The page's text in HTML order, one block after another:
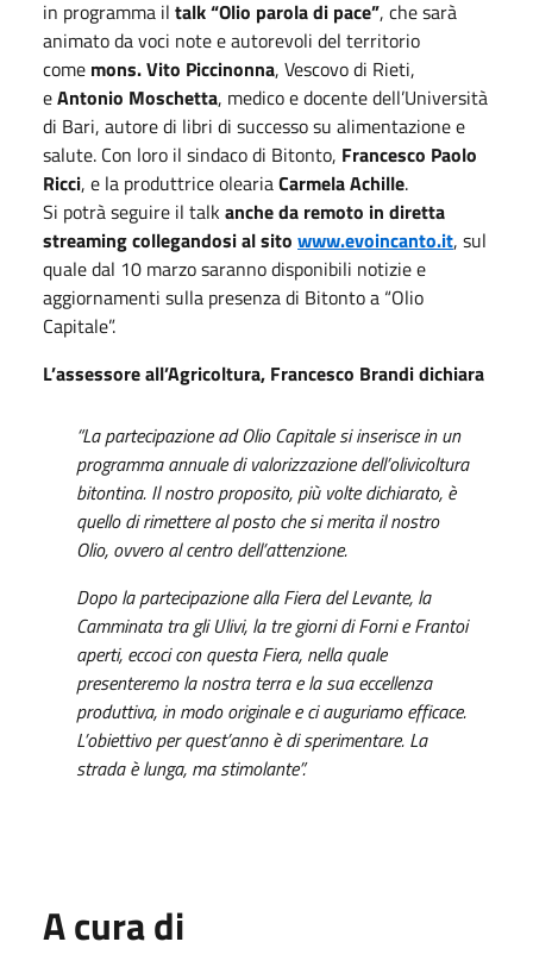
in programma il talk“Olio parola di pace”, che sarà
animato da voci note e autorevoli del territorio
come mons. Vito Piccinonna, Vescovo di Rieti,
eAntonio Moschetta, medico e docente dell’Università
di Bari, autore di libri di successo su alimentazione e
salute. Con loro il sindaco di Bitonto, Francesco Paolo
Ricci, e la produttrice oleariaCarmela Achille.
Si potrà seguire il talkanche da remoto in diretta
streaming collegandosi al sito www.evoincanto.it, sul
quale dal 10 marzo saranno disponibili notizie e
aggiornamenti sulla presenza di Bitonto a “Olio
Capitale”.
L’assessore all’Agricoltura, Francesco Brandi dichiara
“La partecipazione ad Olio Capitale si inserisce in un
programma annuale di valorizzazione dell’olivicoltura
bitontina. Il nostro proposito, più volte dichiarato, è
quello di rimettere al posto che si merita il nostro
Olio, ovvero al centro dell’attenzione.
Dopo la partecipazione alla Fiera del Levante, la
Camminata tra gli Ulivi, la tre giorni di Forni e Frantoi
aperti, eccoci con questa Fiera, nella quale
presenteremo la nostra terra e la sua eccellenza
produttiva, in modo originale e ci auguriamo efficace.
L’obiettivo per quest’anno è di sperimentare. La
strada è lunga, ma stimolante”.
A cura di